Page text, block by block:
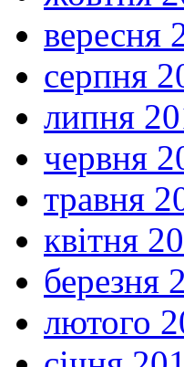
вересня
серпня
липня
червня
травня
квітня
березня
лютого